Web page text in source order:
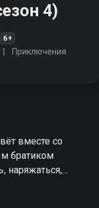
4)
6+
Приключения
вместе со
братиком
наряжаться,
новые